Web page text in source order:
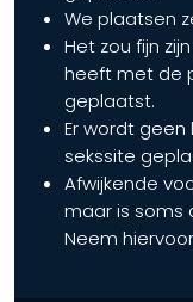
We plaatsen
Het zou fijn
heeft met de
geplaatst.
Er wordt
sekssite
Afwijkende
maar is soms
Neem hiervoor